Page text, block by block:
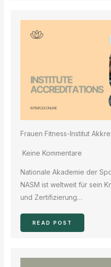
Frauen Fitness-Institut
Keine Kommentare
Nationale Akademie der
NASM ist weltweit für sein
und Zertifizierung…
READ POST